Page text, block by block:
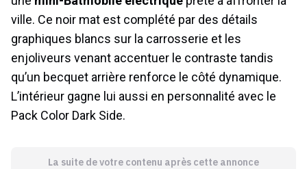
ville. Ce noir mat est complété par des détails
graphiques blancs sur la carrosserie et les
enjoliveurs venant accentuer le contraste tandis
qu’un becquet arrière renforce le côté dynamique.
L’intérieur gagne lui aussi en personnalité avec le
Pack Color Dark Side.
La suite de votre contenu après cette annonce